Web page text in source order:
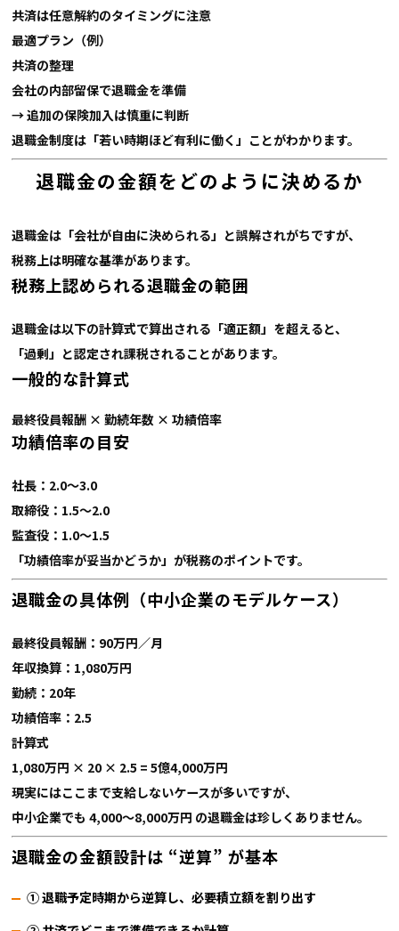
共済は任意解約のタイミングに注意
最適プラン（例）
共済の整理
会社の内部留保で退職金を準備
→ 追加の保険加入は慎重に判断
退職金制度は「若い時期ほど有利に働く」ことがわかります。
退職金の金額をどのように決めるか
退職金は「会社が自由に決められる」と誤解されがちですが、
税務上は明確な基準があります。
税務上認められる退職金の範囲
退職金は以下の計算式で算出される「適正額」を超えると、
「過剰」と認定され課税されることがあります。
一般的な計算式
最終役員報酬 × 勤続年数 × 功績倍率
功績倍率の目安
社長：2.0〜3.0
取締役：1.5〜2.0
監査役：1.0〜1.5
「功績倍率が妥当かどうか」が税務のポイントです。
退職金の具体例（中小企業のモデルケース）
最終役員報酬：90万円／月
年収換算：1,080万円
勤続：20年
功績倍率：2.5
計算式
1,080万円 × 20 × 2.5 =5億4,000万円
現実にはここまで支給しないケースが多いですが、
中小企業でも4,000〜8,000万円 の退職金は珍しくありません。
退職金の金額設計は “逆算” が基本
① 退職予定時期から逆算し、必要積立額を割り出す